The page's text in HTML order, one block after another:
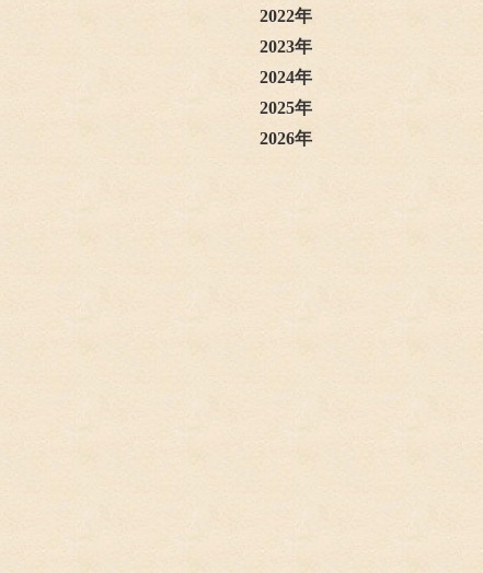
2022年
2023年
2024年
2025年
2026年